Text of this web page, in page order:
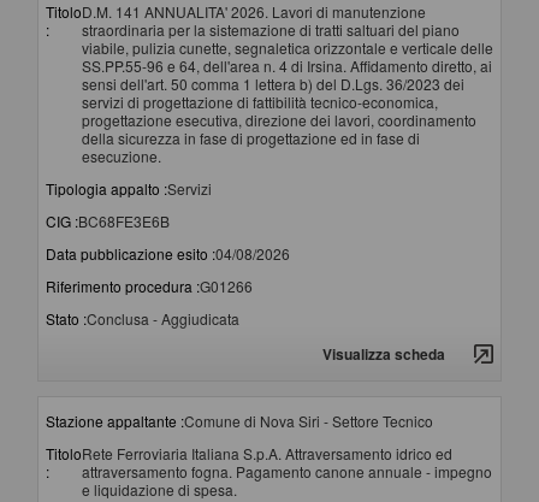
Titolo
:
D.M. 141 ANNUALITA' 2026. Lavori di manutenzione
straordinaria per la sistemazione di tratti saltuari del piano
viabile, pulizia cunette, segnaletica orizzontale e verticale delle
SS.PP.55-96 e 64, dell'area n. 4 di Irsina. Affidamento diretto, ai
sensi dell'art. 50 comma 1 lettera b) del D.Lgs. 36/2023 dei
servizi di progettazione di fattibilità tecnico-economica,
progettazione esecutiva, direzione dei lavori, coordinamento
della sicurezza in fase di progettazione ed in fase di
esecuzione.
Tipologia appalto :Servizi
CIG :BC68FE3E6B
Data pubblicazione esito :04/08/2026
Riferimento procedura :G01266
Stato :Conclusa - Aggiudicata
Visualizza scheda
Stazione appaltante :Comune di Nova Siri - Settore Tecnico
Titolo
:
Rete Ferroviaria Italiana S.p.A. Attraversamento idrico ed
attraversamento fogna. Pagamento canone annuale - impegno
e liquidazione di spesa.